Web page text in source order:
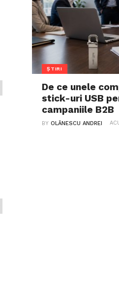
ȘTIRI
De ce unele
stick-uri USB
campaniile B2B
BYOLĂNESCU ANDREI